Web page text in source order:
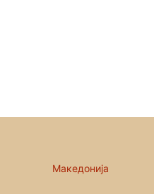
Македонија